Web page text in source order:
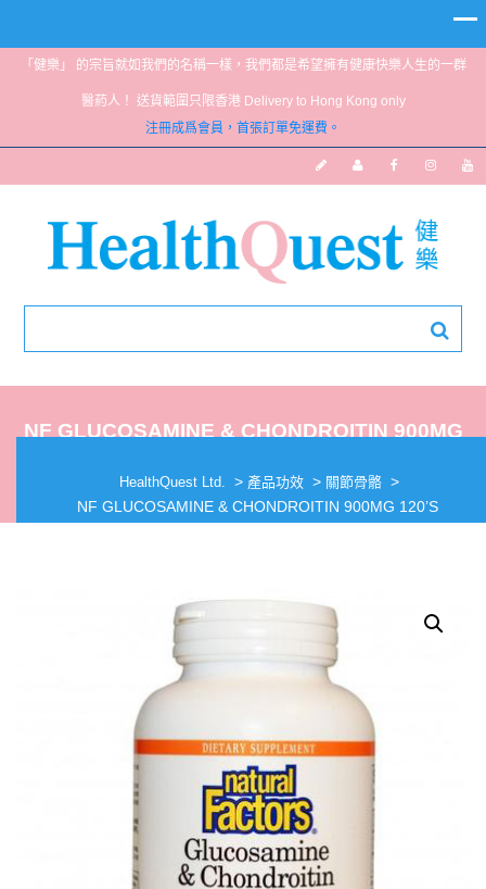
「健樂」 的宗旨就如我們的名稱一樣，我們都是希望擁有健康快樂人生的一群
醫葯人！ 送貨範圍只限香港 Delivery to Hong Kong only
注冊成爲會員，首張訂單免運費。
NF GLUCOSAMINE & CHONDROITIN 900MG
HealthQuest Ltd. > 產品功效 > 關節骨骼 >
NF GLUCOSAMINE & CHONDROITIN 900MG 120’S